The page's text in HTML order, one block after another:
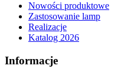
Nowości produktowe
Zastosowanie lamp
Realizacje
Katalog 2026
Informacje